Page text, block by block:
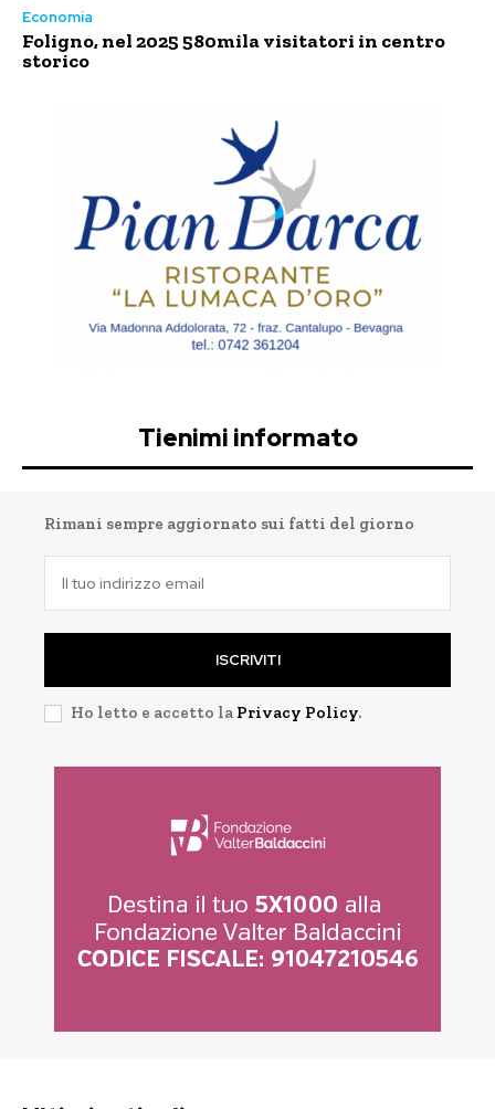
Economia
Foligno, nel 2025 580mila visitatori in centro
storico
Tienimi informato
Rimani sempre aggiornato sui fatti del giorno
ISCRIVITI
Ho letto e accetto la Privacy Policy.